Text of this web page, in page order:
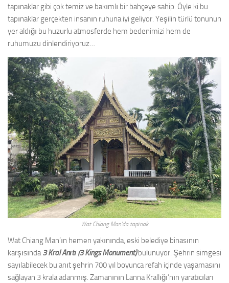
tapınaklar gibi çok temiz ve bakımlı bir bahçeye sahip. Öyle ki bu
tapınaklar gerçekten insanın ruhuna iyi geliyor. Yeşilin türlü tonunun
yer aldığı bu huzurlu atmosferde hem bedenimizi hem de
ruhumuzu dinlendiriyoruz…
Wat Chiang Man’da tapınak
Wat Chiang Man’ın hemen yakınında, eski belediye binasının
karşısında3 Kral Anıtı (3 Kings Monument)bulunuyor. Şehrin simgesi
sayılabilecek bu anıt şehrin 700 yıl boyunca refah içinde yaşamasını
sağlayan 3 krala adanmış. Zamanının Lanna Krallığı’nın yaratıcıları